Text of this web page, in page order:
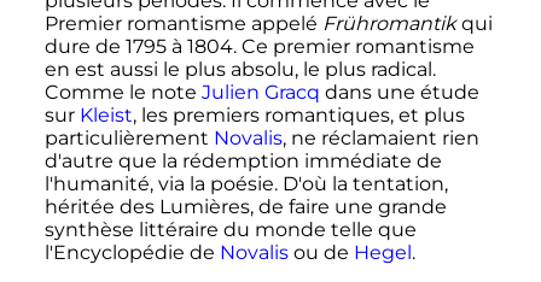
Premier romantisme appelé Frühromantikqui
dure de 1795 à 1804. Ce premier romantisme
en est aussi le plus absolu, le plus radical.
Comme le note Julien Gracq dans une étude
sur Kleist, les premiers romantiques, et plus
particulièrement Novalis, ne réclamaient rien
d'autre que la rédemption immédiate de
l'humanité, via la poésie. D'où la tentation,
héritée des Lumières, de faire une grande
synthèse littéraire du monde telle que
l'Encyclopédie de Novalisou de Hegel.